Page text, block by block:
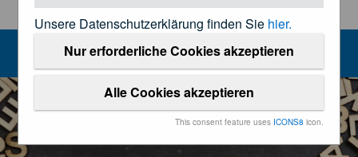
Unsere Datenschutzerklärung finden Sie hier.
Nur erforderliche Cookies akzeptieren
Alle Cookies akzeptieren
This consent feature uses ICONS8 icon.
Presseinformationen
MENU